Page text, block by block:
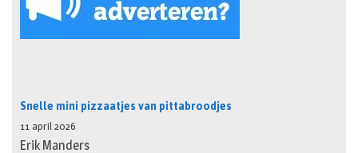
Snelle mini pizzaatjes van pittabroodjes
11 april 2026
Erik Manders